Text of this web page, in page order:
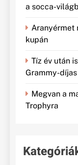
a socca-
Aranyérmet
kupán
Tíz év után
Grammy-
Megvan a
Trophyra